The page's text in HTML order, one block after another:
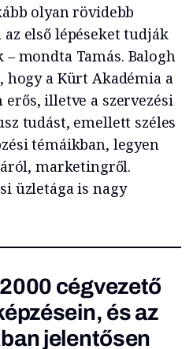
olyan rövidebb
első lépéseket tudják
mondta Tamás. Balogh
hogy a Kürt Akadémia a
erős, illetve a szervezési
tudást, emellett széles
témáikban, legyen
marketingről.
üzletága is nagy
cégvezető
és az
jelentősen